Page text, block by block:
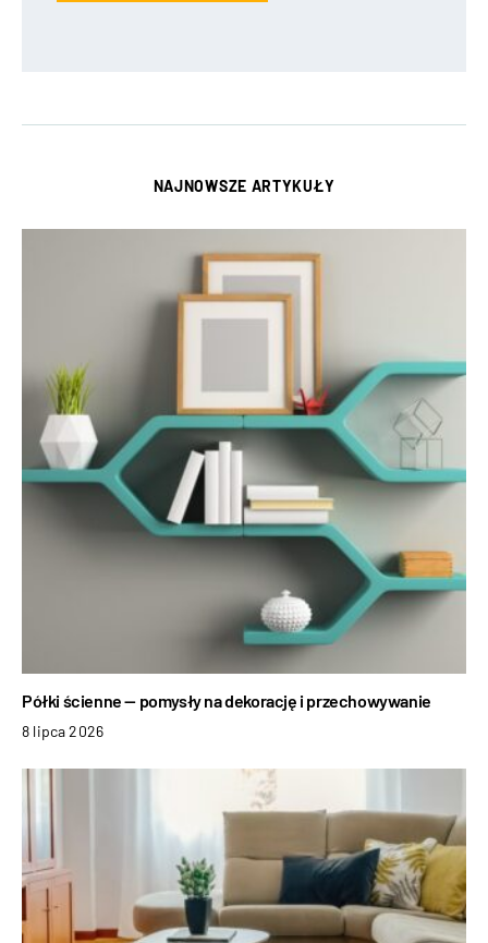
NAJNOWSZE ARTYKUŁY
Półki ścienne — pomysły na dekorację i przechowywanie
8 lipca 2026